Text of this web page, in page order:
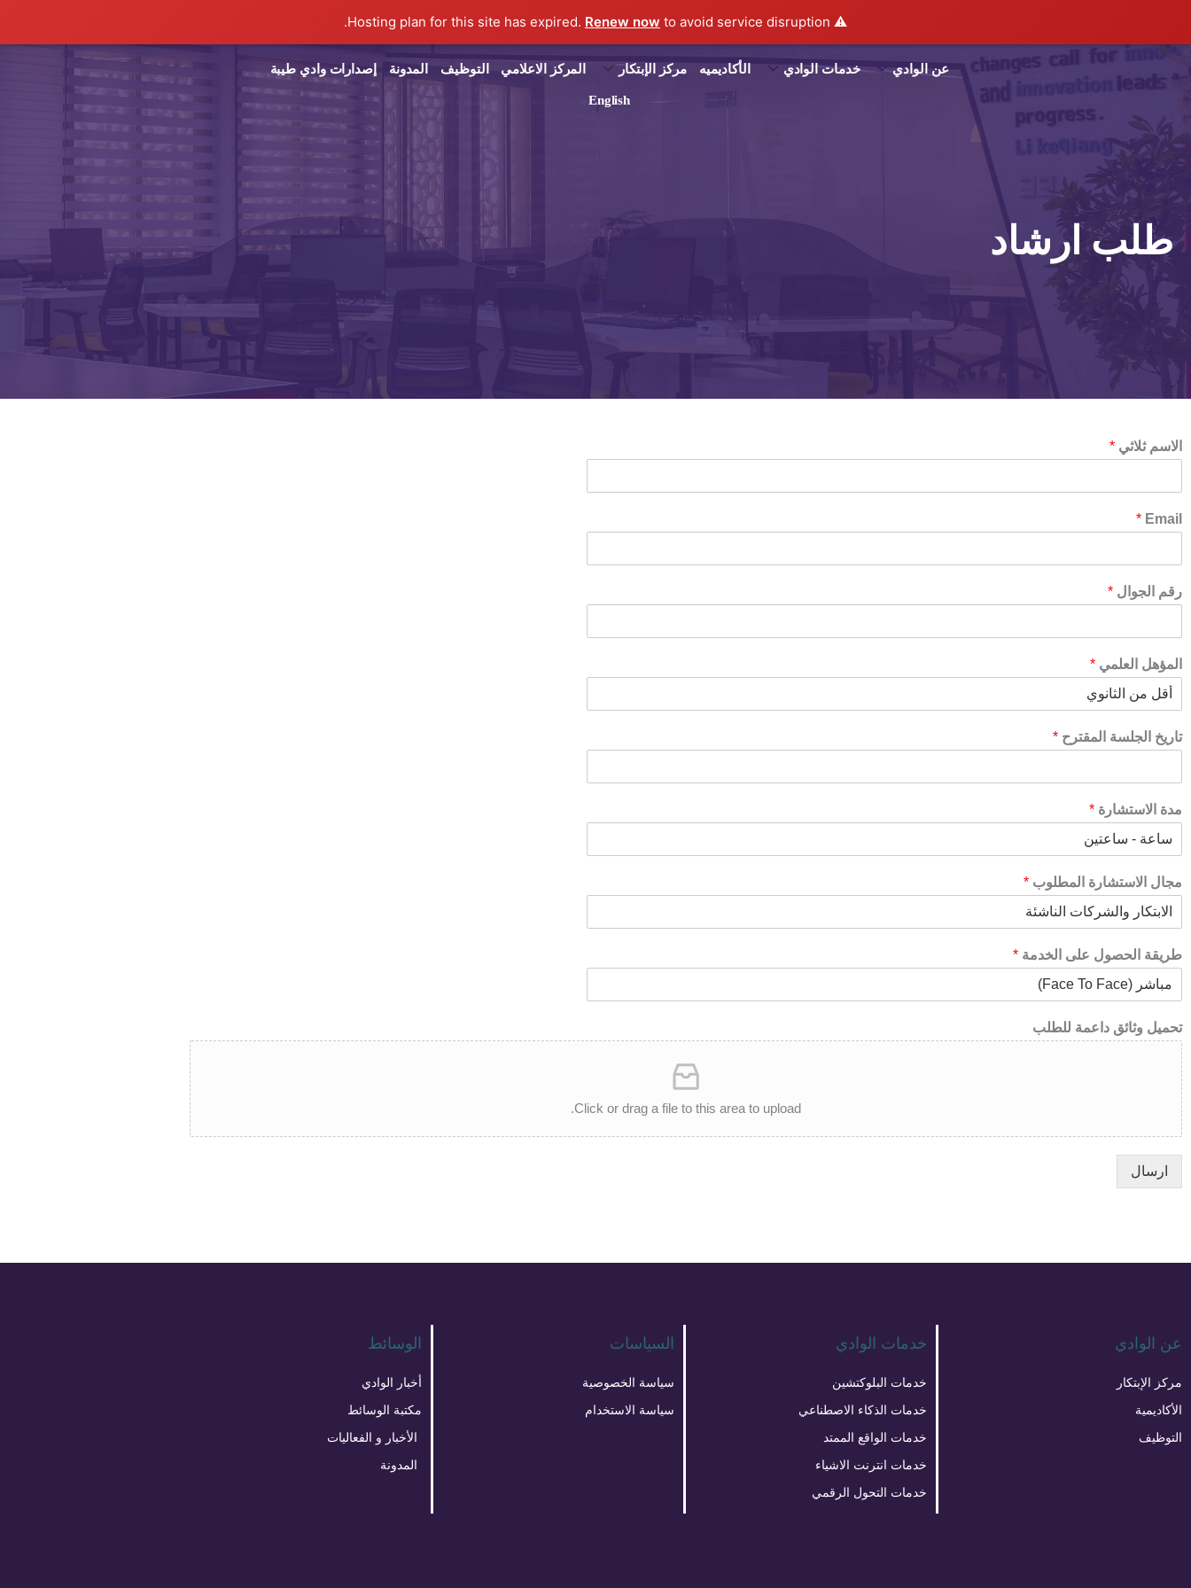
⚠️ Hosting plan for this site has expired.
Renew now to avoid service disruption.
المحتوى
عن الوادي خدمات الوادي الأكاديميه مركز الإبتكار المركز الاعلامي التوظيف المدونة إصدارات وادي طيبة
English
طلب ارشاد
الاسم ثلاثي *
Email
*
رقم الجوال *
المؤهل العلمي *
تاريخ الجلسة المقترح *
مدة الاستشارة *
مجال الاستشارة المطلوب *
طريقة الحصول على الخدمة *
تحميل وثائق داعمة للطلب
Click or drag a file to this area to upload.
ارسال
عن الوادي
مركز الإبتكار
الأكاديمية
التوظيف
خدمات الوادي
خدمات البلوكتشين
خدمات الذكاء الاصطناعي
خدمات الواقع الممتد
خدمات انترنت الاشياء
خدمات التحول الرقمي
السياسات
سياسة الخصوصية
سياسة الاستخدام
الوسائط
أخبار الوادي
مكتبة الوسائط
الأخبار و الفعاليات
المدونة